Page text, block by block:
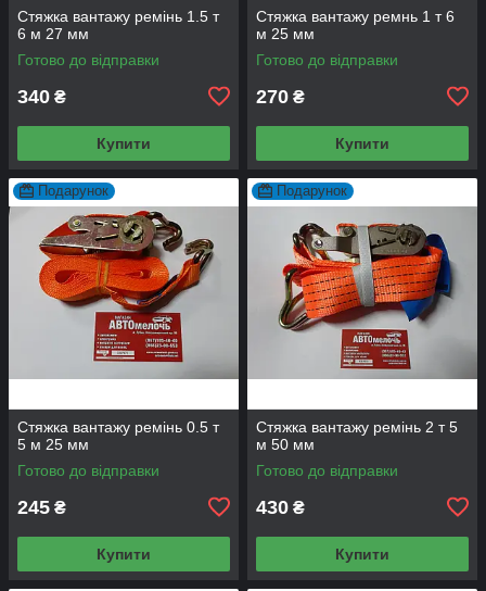
Стяжка вантажу ремінь 1.5 т
6 м 27 мм
Готово до відправки
340 ₴
Купити
Стяжка вантажу ремнь 1 т 6
м 25 мм
Готово до відправки
270 ₴
Купити
Подарунок
Стяжка вантажу ремінь 0.5 т
5 м 25 мм
Готово до відправки
245 ₴
Купити
Подарунок
Стяжка вантажу ремінь 2 т 5
м 50 мм
Готово до відправки
430 ₴
Купити